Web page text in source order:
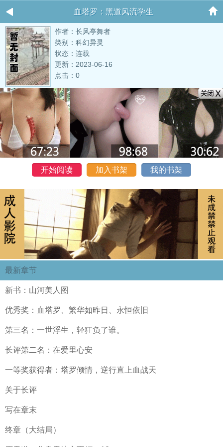
血塔罗：黑道风流学生
作者：长风亭舞者
类别：科幻异灵
状态：连载
更新：2023-06-16
点击：0
开始阅读 加入书架 我的书架
最新章节
新书：山河美人图
优秀奖：血塔罗、繁华如昨日、永恒依旧
第三名：一世浮生，轻狂负了谁。
长评第二名：在爱里心安
一等奖获得者：塔罗倾情，逆行直上血战天
关于长评
写在章末
终章（大结局）